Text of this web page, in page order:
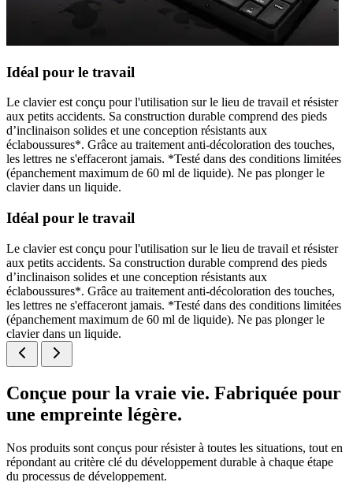
Idéal pour le travail
Le clavier est conçu pour l'utilisation sur le lieu de travail et résister
aux petits accidents. Sa construction durable comprend des pieds
d’inclinaison solides et une conception résistants aux
éclaboussures*. Grâce au traitement anti-décoloration des touches,
les lettres ne s'effaceront jamais. *Testé dans des conditions limitées
(épanchement maximum de 60 ml de liquide). Ne pas plonger le
clavier dans un liquide.
Idéal pour le travail
Le clavier est conçu pour l'utilisation sur le lieu de travail et résister
aux petits accidents. Sa construction durable comprend des pieds
d’inclinaison solides et une conception résistants aux
éclaboussures*. Grâce au traitement anti-décoloration des touches,
les lettres ne s'effaceront jamais. *Testé dans des conditions limitées
(épanchement maximum de 60 ml de liquide). Ne pas plonger le
clavier dans un liquide.
Conçue pour la vraie vie. Fabriquée pour
une empreinte légère.
Nos produits sont conçus pour résister à toutes les situations, tout en
répondant au critère clé du développement durable à chaque étape
du processus de développement.